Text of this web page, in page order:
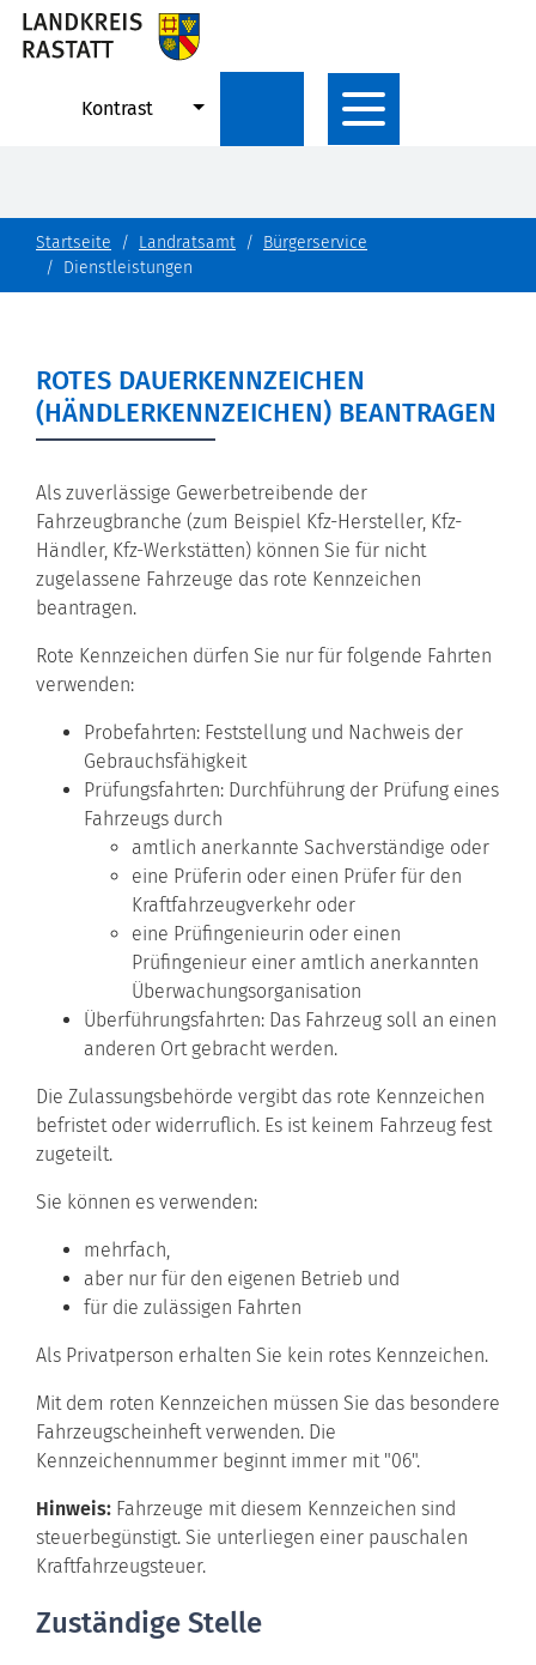
Kontrast
Startseite Landratsamt
Bürgerservice
Dienstleistungen
ROTES DAUERKENNZEICHEN
(HÄNDLERKENNZEICHEN) BEANTRAGEN
Als zuverlässige Gewerbetreibende der
Fahrzeugbranche (zum Beispiel Kfz-Hersteller, Kfz-
Händler, Kfz-Werkstätten) können Sie für nicht
zugelassene Fahrzeuge das rote Kennzeichen
beantragen.
Rote Kennzeichen dürfen Sie nur für folgende Fahrten
verwenden:
Probefahrten: Feststellung und Nachweis der
Gebrauchsfähigkeit
Prüfungsfahrten: Durchführung der Prüfung eines
Fahrzeugs durch
amtlich anerkannte Sachverständige oder
eine Prüferin oder einen Prüfer für den
Kraftfahrzeugverkehr oder
eine Prüfingenieurin oder einen
Prüfingenieur einer amtlich anerkannten
Überwachungsorganisation
Überführungsfahrten: Das Fahrzeug soll an einen
anderen Ort gebracht werden.
Die Zulassungsbehörde vergibt das rote Kennzeichen
befristet oder widerruflich. Es ist keinem Fahrzeug fest
zugeteilt.
Sie können es verwenden:
mehrfach,
aber nur für den eigenen Betrieb und
für die zulässigen Fahrten
Als Privatperson erhalten Sie kein rotes Kennzeichen.
Mit dem roten Kennzeichen müssen Sie das besondere
Fahrzeugscheinheft verwenden. Die
Kennzeichennummer beginnt immer mit "06".
Hinweis: Fahrzeuge mit diesem Kennzeichen sind
steuerbegünstigt. Sie unterliegen einer pauschalen
Kraftfahrzeugsteuer.
Zuständige Stelle